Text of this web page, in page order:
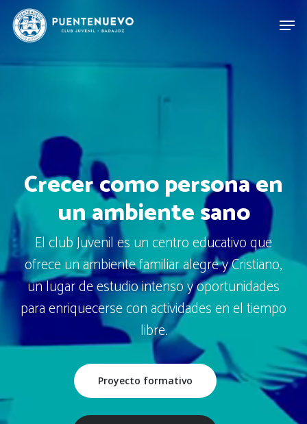
Crecer como persona en
un ambiente sano
El club Juvenil es un centro educativo que
ofrece un ambiente familiar alegre y Cristiano,
un lugar de estudio intenso y oportunidades
para enriquecerse con actividades en el tiempo
libre.
Proyecto formativo